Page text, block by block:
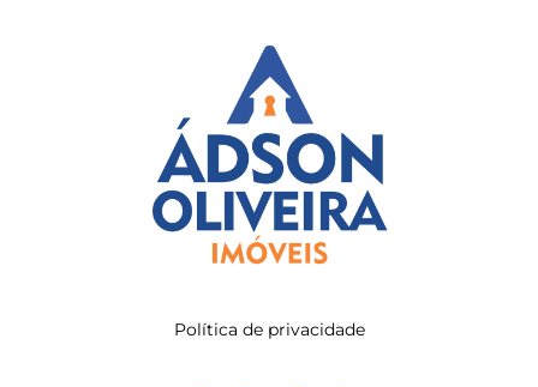
Política de privacidade